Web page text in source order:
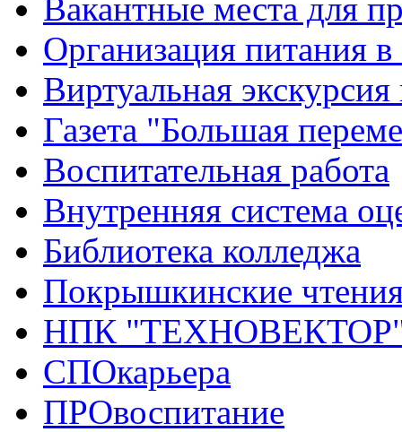
Вакантные места для
Организация питания в
Виртуальная
Газета "Большая
Воспитательная работа
Внутренняя система
Библиотека колледжа
Покрышкинские
НПК
СПОкарьера
ПРОвоспитание